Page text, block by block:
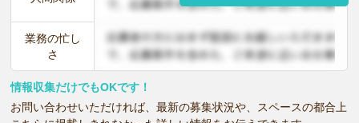
業務の忙し
さ
情報収集だけでもOKです！
お問い合わせいただければ、最新の募集状況や、スペースの都合上